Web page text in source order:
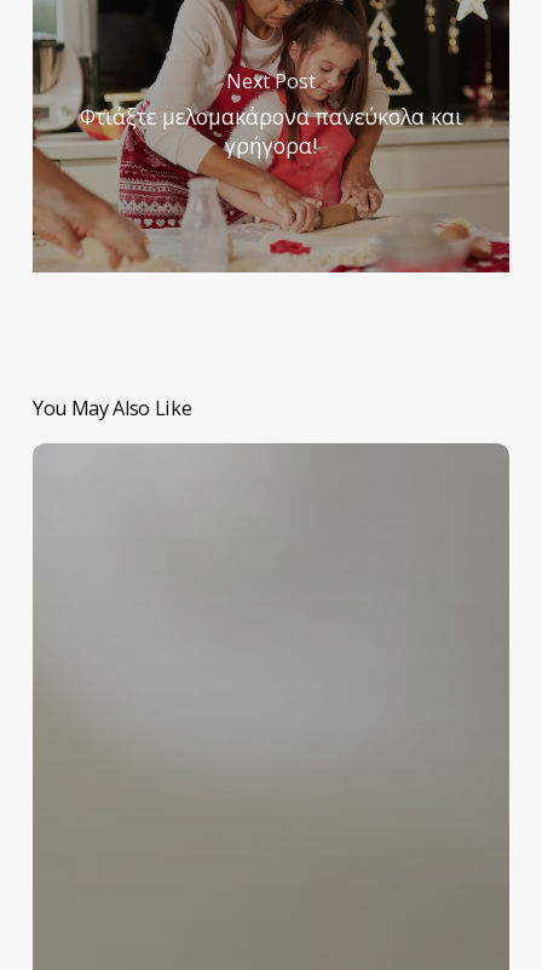
Next Post
Φτιάξτε μελομακάρονα πανεύκολα και
γρήγορα!
You May Also Like